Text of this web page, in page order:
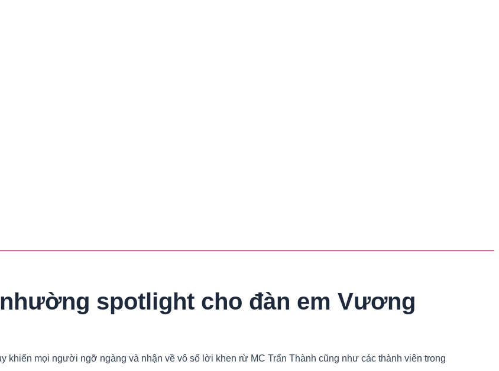
spotlight cho đàn em Vương
khiến mọi người ngỡ ngàng và nhận về vô số lời khen rừ MC Trấn Thành cũng như các thành viên trong